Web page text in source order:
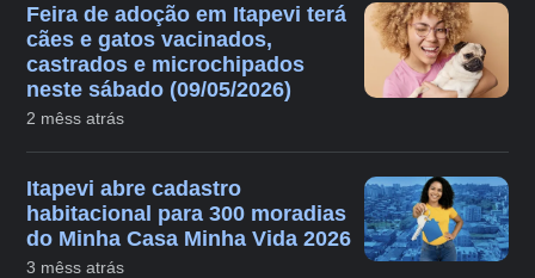
Feira de adoção em Itapevi terá
cães e gatos vacinados,
castrados e microchipados
neste sábado (09/05/2026)
2 mêss atrás
Itapevi abre cadastro
habitacional para 300 moradias
do Minha Casa Minha Vida 2026
3 mêss atrás